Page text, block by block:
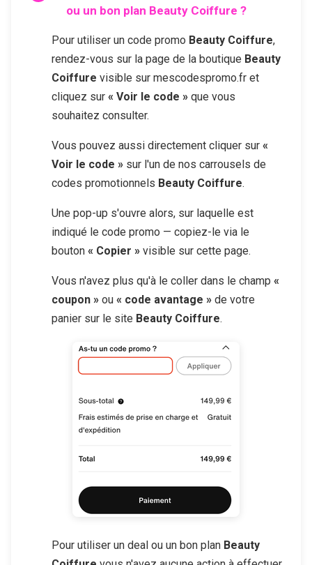
ou un bon plan Beauty Coiffure ?
Pour utiliser un code promo Beauty Coiffure,
rendez-vous sur la page de la boutique Beauty
Coiffure visible sur mescodespromo.fr et
cliquez sur « Voir le code » que vous
souhaitez consulter.
Vous pouvez aussi directement cliquer sur «
Voir le code » sur l'un de nos carrousels de
codes promotionnels Beauty Coiffure.
Une pop-up s'ouvre alors, sur laquelle est
indiqué le code promo — copiez-le via le
bouton « Copier » visible sur cette page.
Vous n'avez plus qu'à le coller dans le champ «
coupon » ou « code avantage » de votre
panier sur le site Beauty Coiffure.
Pour utiliser un deal ou un bon plan Beauty